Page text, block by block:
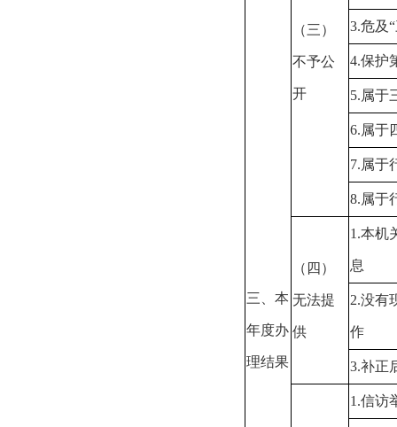
三、本
年度办
理结果
（三）
不予公
开
3.危及“
4.保护
5.属于
6.属于
7.属于
8.属于
（四）
无法提
供
1.本机
息
2.没有
作
3.补正
1.信访